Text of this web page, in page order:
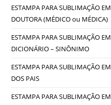
ESTAMPA PARA SUBLIMAÇÃO
DOUTORA (MÉDICO ou MÉDICA)
ESTAMPA PARA SUBLIMAÇÃO
DICIONÁRIO – SINÔNIMO
ESTAMPA PARA SUBLIMAÇÃO
DOS PAIS
ESTAMPA PARA SUBLIMAÇÃO